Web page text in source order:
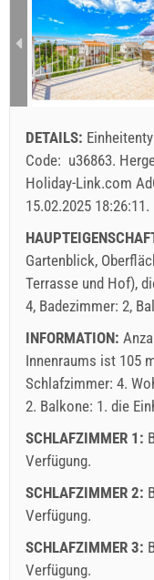
DETAILS:
Code: u36863.
Holiday-Link.com
15.02.2025 18:26:11.
Gartenblick,
Terrasse und Hof),
4, Badezimmer: 2,
INFORMATION:
Innenraums ist 105
Schlafzimmer: 4.
2. Balkone: 1. die
SCHLAFZIMMER 1:
Verfügung.
SCHLAFZIMMER 2:
Verfügung.
SCHLAFZIMMER 3:
Verfügung.